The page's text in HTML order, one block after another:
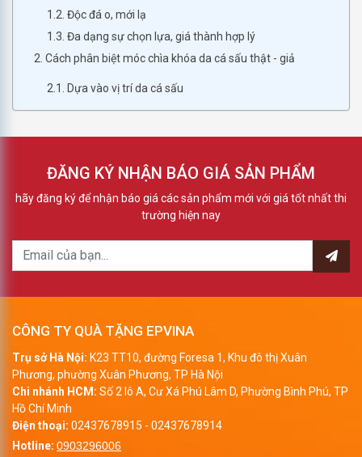
1.2. Độc đá o, mới lạ
1.3. Đa dạng sự chọn lựa, giá thành hợp lý
2. Cách phân biệt móc chìa khóa da cá sấu thật - giả
2.1. Dựa vào vị trí da cá sấu
ĐĂNG KÝ NHẬN BÁO GIÁ SẢN PHẨM
hãy đăng ký để nhận báo giá các sản phẩm mới với giá tốt nhất thi
trường hiện nay
CÔNG TY QUÀ TẶNG EPVINA
Trụ sở Hà Nội: K23 TT10, đường Foresa 1, Khu đô thị Xuân
Phương, phường Xuân Phương, TP Hà Nội
Chi nhánh HCM: Số 2 lô A, Cư Xá Phú Lâm D, Phường Bình Phú, TP
Hồ Chí Minh
Điện thoại: 02437678915 - 02437678914
Hotline: 0903296006